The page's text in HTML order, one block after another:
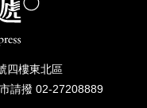
四樓東北區
請撥 02-27208889